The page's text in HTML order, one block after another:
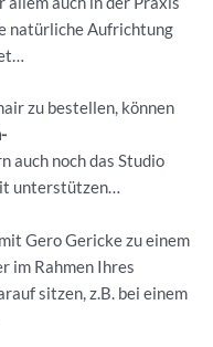
natürliche Aufrichtung
zu bestellen, können
auch noch das Studio
unterstützen…
Gero Gericke zu einem
im Rahmen Ihres
sitzen, z.B. bei einem